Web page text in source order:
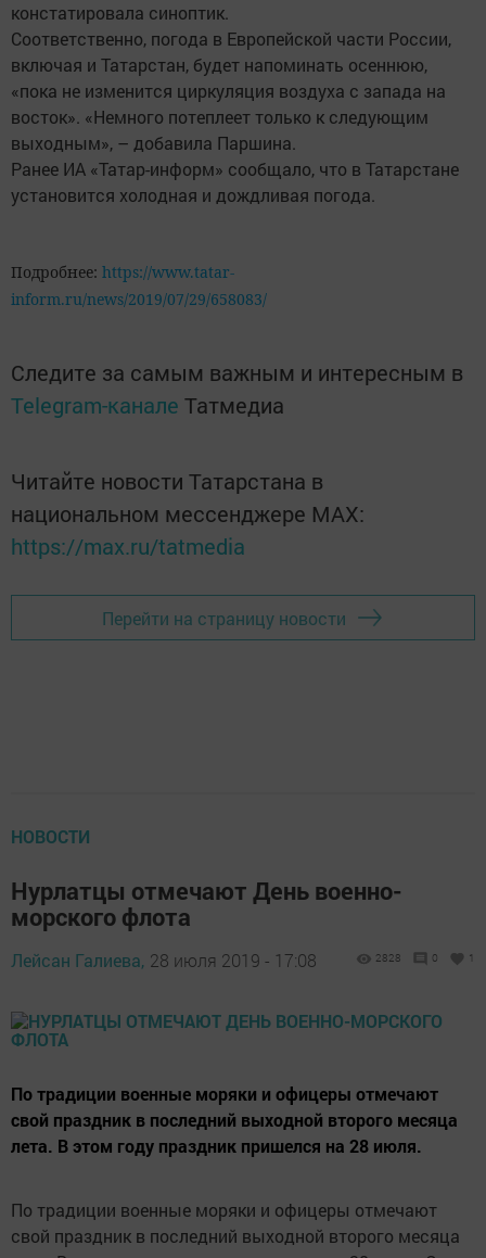
констатировала синоптик.
Соответственно, погода в Европейской части России,
включая и Татарстан, будет напоминать осеннюю,
«пока не изменится циркуляция воздуха с запада на
восток». «Немного потеплеет только к следующим
выходным», – добавила Паршина.
Ранее ИА «Татар-информ» сообщало, что в Татарстане
установится холодная и дождливая погода.
Подробнее: https://www.tatar-
inform.ru/news/2019/07/29/658083/
Следите за самым важным и интересным в
Telegram-канале Татмедиа
Читайте новости Татарстана в
национальном мессенджере MАХ:
https://max.ru/tatmedia
Перейти на страницу новости
НОВОСТИ
Нурлатцы отмечают День военно-
морского флота
Лейсан Галиева, 28 июля 2019 - 17:08 2828 0 1
По традиции военные моряки и офицеры отмечают
свой праздник в последний выходной второго месяца
лета. В этом году праздник пришелся на 28 июля.
По традиции военные моряки и офицеры отмечают
свой праздник в последний выходной второго месяца